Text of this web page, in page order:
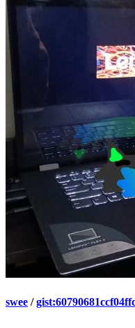
swee /